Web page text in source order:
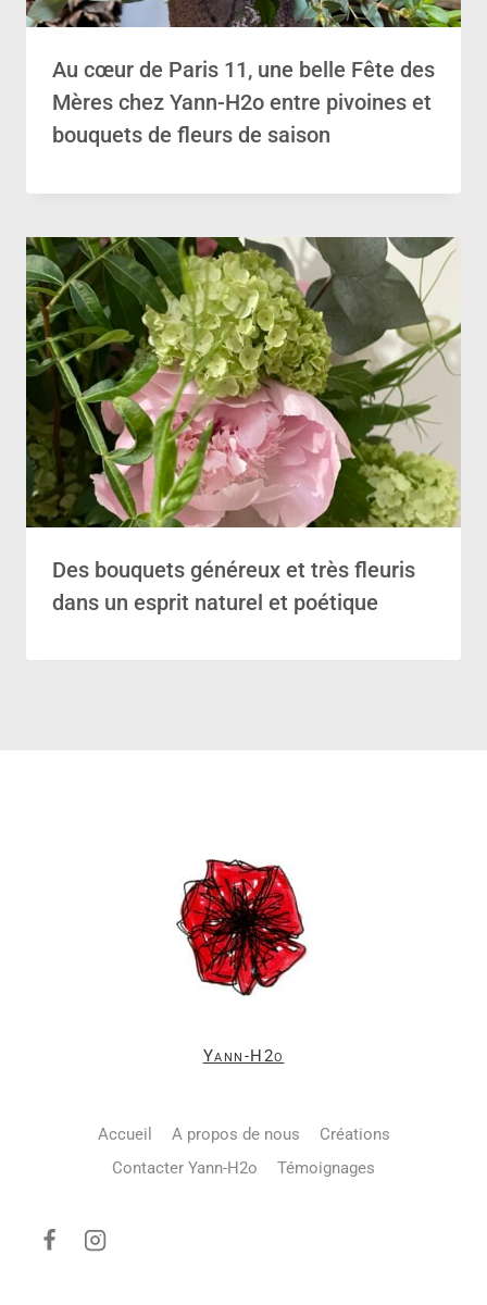
Au cœur de Paris 11, une belle Fête des
Mères chez Yann-H2o entre pivoines et
bouquets de fleurs de saison
Des bouquets généreux et très fleuris
dans un esprit naturel et poétique
Yann-H2o
Accueil A propos de nous
Créations
Contacter Yann-H2o
Témoignages